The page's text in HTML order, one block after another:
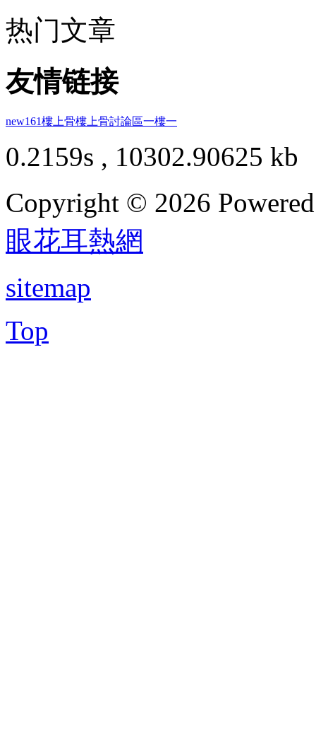
热门文章
友情链接
new161樓上骨樓上骨討論區一樓一
0.2159s , 10302.90625 kb
Copyright © 2026
眼花耳熱網
sitemap
Top